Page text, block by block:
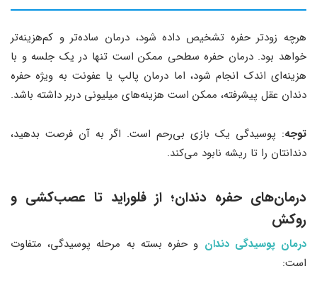
هرچه زودتر حفره تشخیص داده شود، درمان ساده‌تر و کم‌هزینه‌تر
خواهد بود. درمان حفره سطحی ممکن است تنها در یک جلسه و با
هزینه‌ای اندک انجام شود، اما درمان پالپ یا عفونت به ویژه حفره
دندان عقل پیشرفته، ممکن است هزینه‌های میلیونی دربر داشته باشد.
توجه: پوسیدگی یک بازی بی‌رحم است. اگر به آن فرصت بدهید،
دندانتان را تا ریشه نابود می‌کند.
درمان‌های حفره دندان؛ از فلوراید تا عصب‌کشی و
روکش
درمان پوسیدگی دندان و حفره بسته به مرحله پوسیدگی، متفاوت
است: